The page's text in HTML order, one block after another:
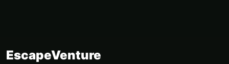
EscapeVenture